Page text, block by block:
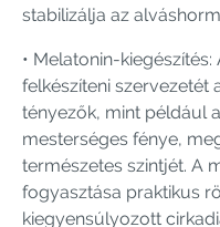
stabilizálja az
• Melatonin-
felkészíteni szervezetét
tényezők, mint például
mesterséges fénye,
természetes szintjét. A
fogyasztása praktikus
kiegyensúlyozott